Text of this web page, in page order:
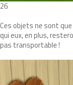
26
Ces objets ne sont
qui eux, en plus,
pas transportable !